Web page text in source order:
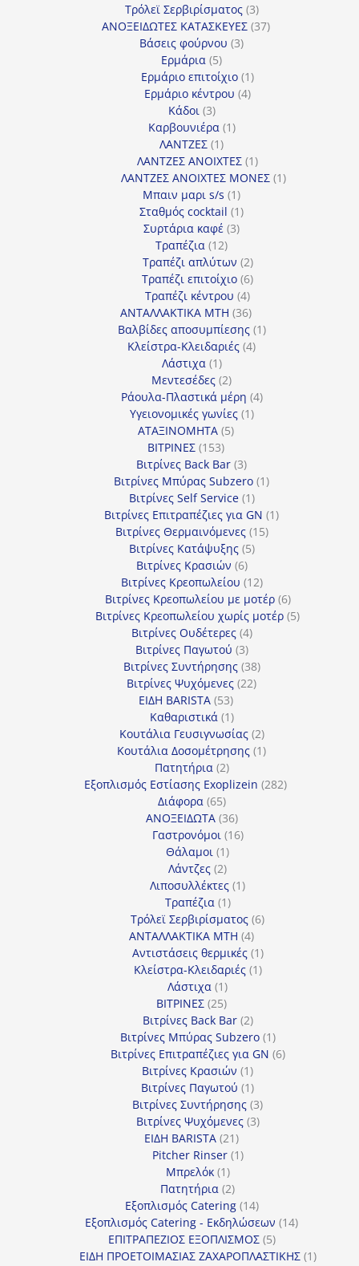
προϊόντα
Τρόλεϊ Σερβιρίσματος 33
προϊόντα
ΑΝΟΞΕΙΔΩΤΕΣ ΚΑΤΑΣΚΕΥΕΣ 3737
Βάσεις φούρνου 33
Ερμάρια 55
προϊόντα
Ερμάριο επιτοίχιο 11
προϊόν
Ερμάριο κέντρου 44
Κάδοι 33
προϊόντα
Καρβουνιέρα 11
ΛΑΝΤΖΕΣ 11
προϊόν
ΛΑΝΤΖΕΣ ΑΝΟΙΧΤΕΣ 11
προϊόν
ΛΑΝΤΖΕΣ ΑΝΟΙΧΤΕΣ ΜΟΝΕΣ 11
Μπαιν μαρι s/s 11
προϊόν
Σταθμός cocktail 11
Συρτάρια καφέ 33
Τραπέζια 1212
προϊόντα
Τραπέζι απλύτων 22
προϊόντα
Τραπέζι επιτοίχιο 66
προϊόντα
Τραπέζι κέντρου 44
προϊόντα
ΑΝΤΑΛΛΑΚΤΙΚΑ MTH 3636
προϊόντα
Βαλβίδες αποσυμπίεσης 11
Κλείστρα-Κλειδαριές 44
Λάστιχα 11
προϊόν
Μεντεσέδες 22
προϊόντα
Ράουλα-Πλαστικά μέρη 44
Υγειονομικές γωνίες 11
ΑΤΑΞΙΝΟΜΗΤΑ 55
ΒΙΤΡΙΝΕΣ 153153
προϊόντα
Βιτρίνες Back Bar 33
προϊόντα
Βιτρίνες Mπύρας Subzero 11
Βιτρίνες Self Service 11
προϊόν
Βιτρίνες Επιτραπέζιες για GN 11
Βιτρίνες Θερμαινόμενες 1515
Βιτρίνες Κατάψυξης 55
Βιτρίνες Κρασιών 66
προϊόντα
Βιτρίνες Κρεοπωλείου 1212
προϊόντα
Βιτρίνες Κρεοπωλείου με μοτέρ 66
προϊόντα
Βιτρίνες Κρεοπωλείου χωρίς μοτέρ 55
Βιτρίνες Ουδέτερες 44
προϊόντα
Βιτρίνες Παγωτού 33
προϊόντα
Βιτρίνες Συντήρησης 3838
προϊόντα
Βιτρίνες Ψυχόμενες 2222
ΕΙΔΗ BARISTA 5353
προϊόντα
Καθαριστικά 11
προϊόν
Κουτάλια Γευσιγνωσίας 22
προϊόντα
Κουτάλια Δοσομέτρησης 11
Πατητήρια 22
προϊόντα
Εξοπλισμός Εστίασης Exoplizein 282282
Διάφορα 6565
προϊόντα
ΑΝΟΞΕΙΔΩΤΑ 3636
προϊόντα
Γαστρονόμοι 1616
Θάλαμοι 11
προϊόν
Λάντζες 22
προϊόντα
Λιποσυλλέκτες 11
Τραπέζια 11
προϊόν
Τρόλεϊ Σερβιρίσματος 66
ΑΝΤΑΛΛΑΚΤΙΚΑ MTH 44
προϊόντα
Αντιστάσεις θερμικές 11
προϊόν
Κλείστρα-Κλειδαριές 11
Λάστιχα 11
προϊόν
ΒΙΤΡΙΝΕΣ 2525
προϊόντα
Βιτρίνες Back Bar 22
προϊόντα
Βιτρίνες Mπύρας Subzero 11
προϊόν
Βιτρίνες Επιτραπέζιες για GN 66
Βιτρίνες Κρασιών 11
προϊόν
Βιτρίνες Παγωτού 11
προϊόν
Βιτρίνες Συντήρησης 33
προϊόντα
Βιτρίνες Ψυχόμενες 33
ΕΙΔΗ BARISTA 2121
προϊόντα
Pitcher Rinser 11
Μπρελόκ 11
προϊόν
Πατητήρια 22
προϊόντα
Εξοπλισμός Catering 1414
προϊόντα
Εξοπλισμός Catering - Εκδηλώσεων 1414
ΕΠΙΤΡΑΠΕΖΙΟΣ ΕΞΟΠΛΙΣΜΟΣ 55
προϊόντα
ΕΙΔΗ ΠΡΟΕΤΟΙΜΑΣΙΑΣ ΖΑΧΑΡΟΠΛΑΣΤΙΚΗΣ 11